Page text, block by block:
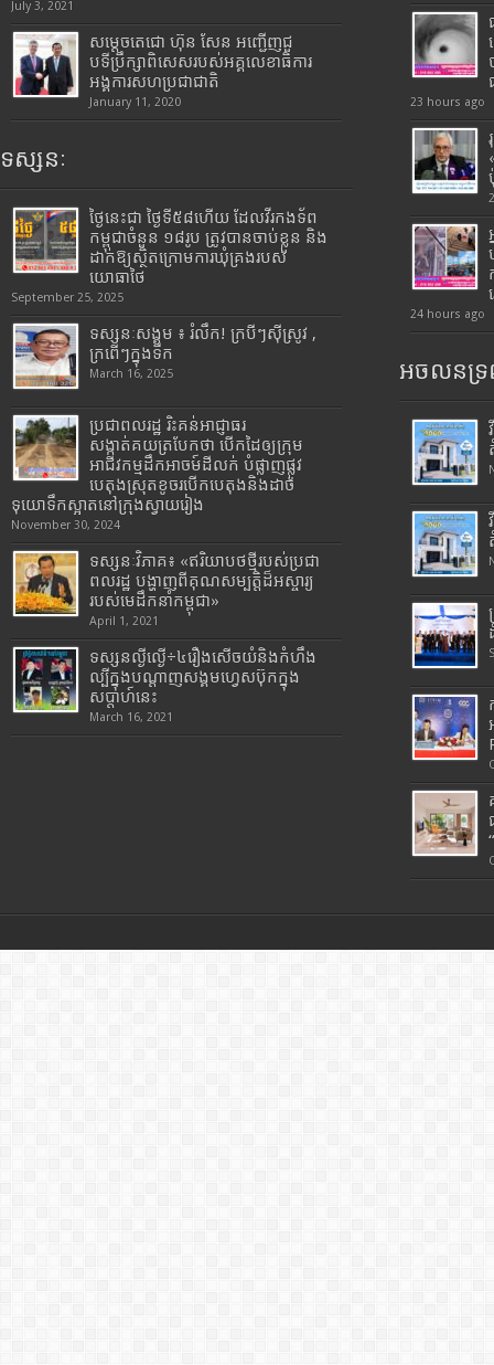
July 3, 2021
សម្តេចតេជោ ហ៊ុន សែន អញ្ជើញជួ
បទីប្រឹក្សាពិសេសរបស់អគ្គលេខាធិការ
អង្គការសហប្រជាជាតិ
January 11, 2020
ទស្សនៈ
ថ្ងៃនេះជា ថ្ងៃទី៥៨ហើយ ដែលវីរកងទ័ព
កម្ពុជាចំនួន ១៨រូប ត្រូវបានចាប់ខ្លួន និង
ដាក់ឱ្យស្ថិតក្រោមការឃុំគ្រងរបស់
យោធាថៃ
September 25, 2025
ទស្សនៈសង្គម ៖ រំលឹក! ក្របីៗស៊ីស្រូវ ,
ក្រពើៗក្នុងទឹក
March 16, 2025
ប្រជាពលរដ្ឋ រិះគន់អាជ្ញាធរ
សង្កាត់គយត្របែកថា បើកដៃឲ្យក្រុម
អាជីវកម្មដឹកអាចម៍ដីលក់ បំផ្លាញផ្លូវ
បេតុងស្រុតខូចរបើកបេតុងនិងដាច់
ទុយោទឹកស្អាតនៅក្រុងស្វាយរៀង
November 30, 2024
ទស្សនៈវិភាគ៖ «ឥរិយាបថថ្មីរបស់ប្រជា
ពលរដ្ឋ បង្ហាញពីគុណសម្បត្តិដ៏អស្ចារ្យ
របស់មេដឹកនាំកម្ពុជា»
April 1, 2021
ទស្សនល្ងីល្ងើ÷៤រឿងសើចយំនិងកំហឹង
ល្បីក្នុងបណ្តាញសង្គមហ្វេសប៊ុកក្នុង
សប្តាហ៍នេះ
March 16, 2021
23 hours ago
24 hours ago
អចលនទ្រ